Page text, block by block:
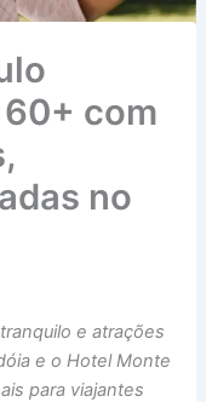
com
no
e atrações
e o Hotel Monte
para viajantes